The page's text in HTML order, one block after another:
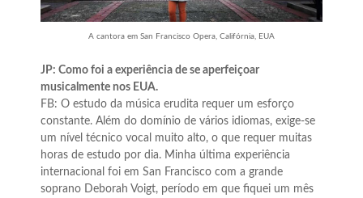
A cantora em San Francisco Opera, Califórnia, EUA
JP: Como foi a experiência de se aperfeiçoar
musicalmente nos EUA.
FB: O estudo da música erudita requer um esforço
constante. Além do domínio de vários idiomas, exige-se
um nível técnico vocal muito alto, o que requer muitas
horas de estudo por dia. Minha última experiência
internacional foi em San Francisco com a grande
soprano Deborah Voigt, período em que fiquei um mês